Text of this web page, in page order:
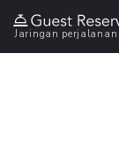
Jaringan perjalanan